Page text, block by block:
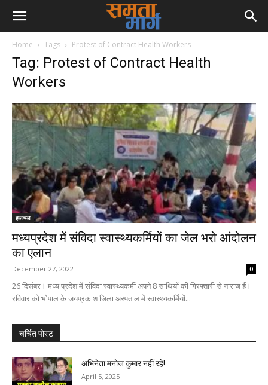
Home Tags Protest of Contract Health Workers
Tag: Protest of Contract Health
Workers
हलचल
मध्यप्रदेश में संविदा स्वास्थ्यकर्मियों का जेल भरो आंदोलन
का एलान
December 27, 2022 0
26 दिसंबर। मध्य प्रदेश में संविदा स्वास्थ्यकर्मी अपने 8 साथियों की गिरफ्तारी से नाराज हैं।
रविवार को भोपाल के जयप्रकाश जिला अस्पताल में स्वास्थ्यकर्मियों...
चर्चित पोस्ट
अभिनेता मनोज कुमार नहीं रहे!
April 5, 2025